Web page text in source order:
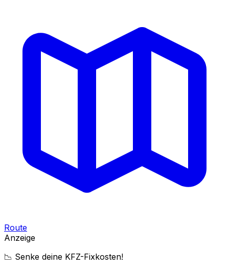
Route
Anzeige
📉 Senke deine KFZ-Fixkosten!